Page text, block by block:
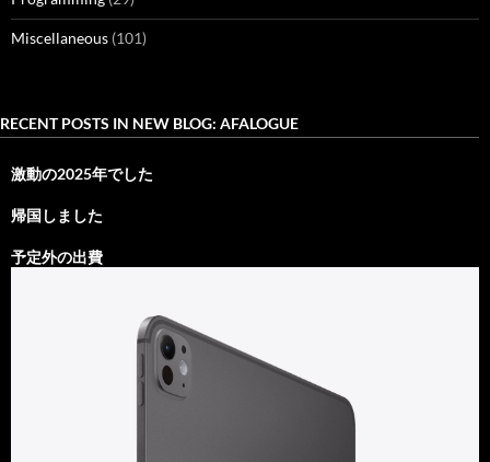
Miscellaneous (101)
RECENT POSTS IN NEW BLOG: AFALOGUE
激動の2025年でした
帰国しました
予定外の出費